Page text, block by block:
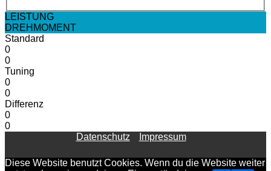
LEISTUNG
DREHMOMENT
Standard
0
0
Tuning
0
0
Differenz
0
0
Datenschutz
Impressum
Diese Website benutzt Cookies. Wenn du die Website weiter